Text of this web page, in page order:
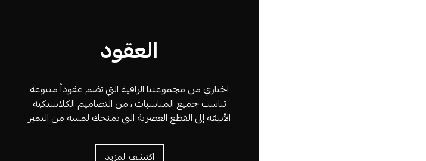
العقود
اختاري من مجموعتنا الراقية التي تضم عقوداً متنوعة
تناسب جميع المناسبات ، من التصاميم الكلاسيكية
الأنيقة إلى القطع العصرية التي تمنحك لمسة من التميز
اكتشف المزيد